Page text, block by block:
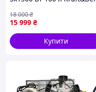
компресор для сервісу
мобільний
пневмокомпресор для
гаража
15 999 ₴
18 000₴
Купити